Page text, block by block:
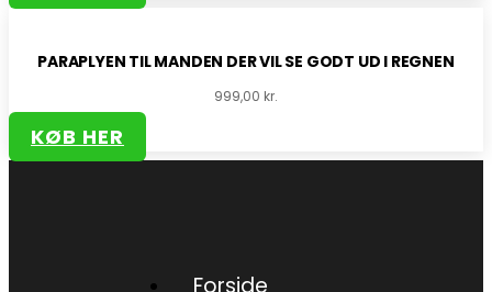
PARAPLYEN TIL MANDEN DER VIL SE GODT UD I REGNEN
999,00 kr.
KØB HER